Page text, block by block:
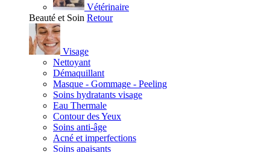
Vétérinaire
Beauté et Soin Retour
Visage
Nettoyant
Démaquillant
Masque - Gommage - Peeling
Soins hydratants visage
Eau Thermale
Contour des Yeux
Soins anti-âge
Acné et imperfections
Soins apaisants